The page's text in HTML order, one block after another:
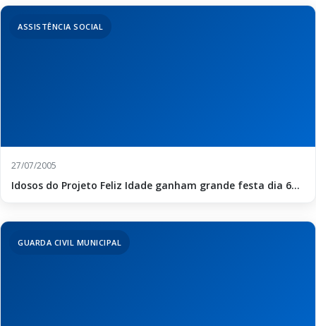
ASSISTÊNCIA SOCIAL
27/07/2005
Idosos do Projeto Feliz Idade ganham grande festa dia 6...
GUARDA CIVIL MUNICIPAL